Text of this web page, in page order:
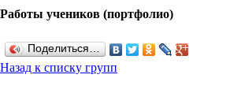
Работы учеников (портфолио)
Поделиться…
Назад к списку групп